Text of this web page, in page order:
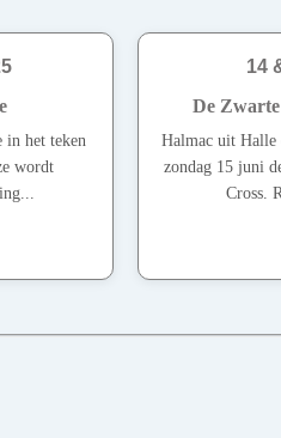
in het teken
wordt
14
De
Halmac uit Halle
zondag 15 juni
Cross.